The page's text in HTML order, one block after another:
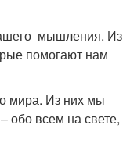
мышления. Из
помогают нам
мира. Из них мы
обо всем на свете,